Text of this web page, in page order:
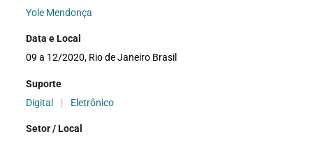
Yole Mendonça
Data e Local
09 a 12/2020, Rio de Janeiro Brasil
Suporte
Digital
| Eletrônico
Setor / Local